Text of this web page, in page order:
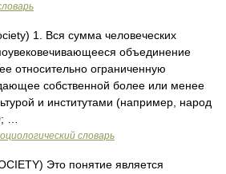
1. Вся сумма человеческих
объединение
относительно ограниченную
собственной более или менее
и институтами (например, народ
…
словарь
Это понятие является